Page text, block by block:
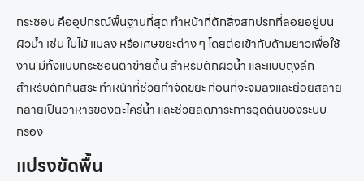
กระชอน คืออุปกรณ์พื้นฐานที่สุด ทำหน้าที่ตักสิ่งสกปรกที่ลอยอยู่บน
ผิวน้ำ เช่น ใบไม้ แมลง หรือเศษขยะต่าง ๆ โดยต่อเข้ากับด้ามยาวเพื่อใช้
งาน มีทั้งแบบกระชอนตาข่ายตื้น สำหรับตักผิวน้ำ และแบบถุงลึก
สำหรับตักก้นสระ ทำหน้าที่ช่วยกำจัดขยะ ก่อนที่จะจมลงและย่อยสลาย
กลายเป็นอาหารของตะไคร่น้ำ และช่วยลดภาระการอุดตันของระบบ
กรอง
แปรงขัดพื้น